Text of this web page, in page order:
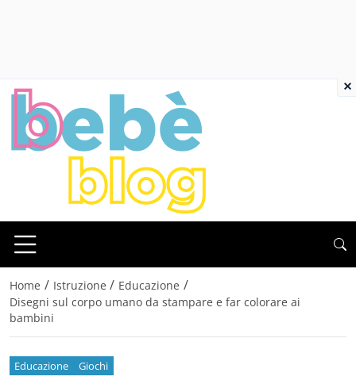
Home / Istruzione / Educazione /
Disegni sul corpo umano da stampare e far colorare ai
bambini
Educazione Giochi
×